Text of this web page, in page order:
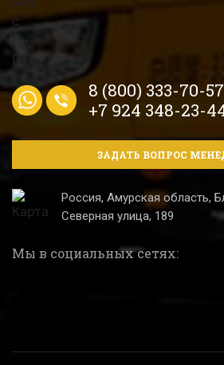
8 (800) 333-70-57
+7 924 348-23-
ЗАДАТЬ ВОПРОС
Россия, Амурская область,
Северная улица, 189
Мы в социальных сетях: